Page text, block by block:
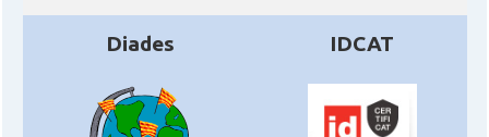
Diades IDCAT